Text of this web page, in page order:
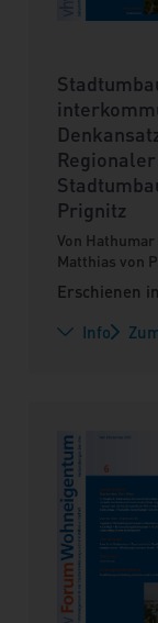
Regionaler
Prignitz
Von
Matthias von
Erschienen in
Info